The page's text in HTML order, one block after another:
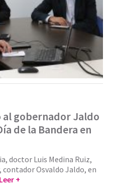
gobernador Jaldo
de la Bandera en
doctor Luis Medina Ruiz,
Osvaldo Jaldo, en
Leer +